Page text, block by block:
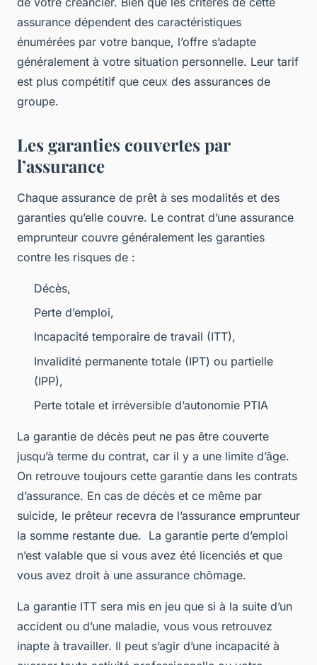
assurance dépendent des caractéristiques
énumérées par votre banque, l’offre s’adapte
généralement à votre situation personnelle. Leur tarif
est plus compétitif que ceux des assurances de
groupe.
Les garanties couvertes par
l’assurance
Chaque assurance de prêt à ses modalités et des
garanties qu’elle couvre. Le contrat d’une assurance
emprunteur couvre généralement les garanties
contre les risques de :
Décès,
Perte d’emploi,
Incapacité temporaire de travail (ITT),
Invalidité permanente totale (IPT) ou partielle
(IPP),
Perte totale et irréversible d’autonomie PTIA
La garantie de décès peut ne pas être couverte
jusqu’à terme du contrat, car il y a une limite d’âge.
On retrouve toujours cette garantie dans les contrats
d’assurance. En cas de décès et ce même par
suicide, le prêteur recevra de l’assurance emprunteur
la somme restante due. La garantie perte d’emploi
n’est valable que si vous avez été licenciés et que
vous avez droit à une assurance chômage.
La garantie ITT sera mis en jeu que si à la suite d’un
accident ou d’une maladie, vous vous retrouvez
inapte à travailler. Il peut s’agir d’une incapacité à